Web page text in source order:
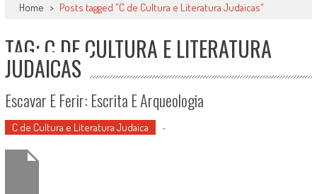
Home > Posts tagged "C de Cultura e Literatura Judaicas"
TAG: C DE CULTURA E LITERATURA
JUDAICAS
Escavar E Ferir: Escrita E Arqueologia
C de Cultura e Literatura Judaica -